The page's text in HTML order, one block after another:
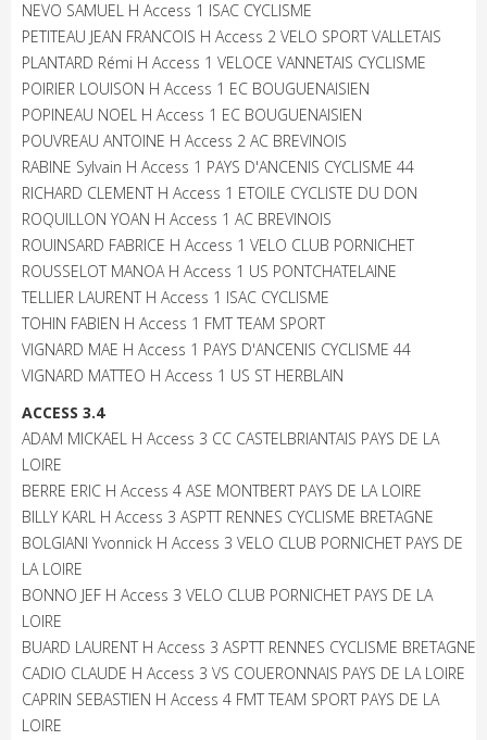
NEVO SAMUEL H Access 1 ISAC CYCLISME
PETITEAU JEAN FRANCOIS H Access 2 VELO SPORT VALLETAIS
PLANTARD Rémi H Access 1 VELOCE VANNETAIS CYCLISME
POIRIER LOUISON H Access 1 EC BOUGUENAISIEN
POPINEAU NOEL H Access 1 EC BOUGUENAISIEN
POUVREAU ANTOINE H Access 2 AC BREVINOIS
RABINE Sylvain H Access 1 PAYS D'ANCENIS CYCLISME 44
RICHARD CLEMENT H Access 1 ETOILE CYCLISTE DU DON
ROQUILLON YOAN H Access 1 AC BREVINOIS
ROUINSARD FABRICE H Access 1 VELO CLUB PORNICHET
ROUSSELOT MANOA H Access 1 US PONTCHATELAINE
TELLIER LAURENT H Access 1 ISAC CYCLISME
TOHIN FABIEN H Access 1 FMT TEAM SPORT
VIGNARD MAE H Access 1 PAYS D'ANCENIS CYCLISME 44
VIGNARD MATTEO H Access 1 US ST HERBLAIN
ACCESS 3.4
ADAM MICKAEL H Access 3 CC CASTELBRIANTAIS PAYS DE LA
LOIRE
BERRE ERIC H Access 4 ASE MONTBERT PAYS DE LA LOIRE
BILLY KARL H Access 3 ASPTT RENNES CYCLISME BRETAGNE
BOLGIANI Yvonnick H Access 3 VELO CLUB PORNICHET PAYS DE
LA LOIRE
BONNO JEF H Access 3 VELO CLUB PORNICHET PAYS DE LA
LOIRE
BUARD LAURENT H Access 3 ASPTT RENNES CYCLISME BRETAGNE
CADIO CLAUDE H Access 3 VS COUERONNAIS PAYS DE LA LOIRE
CAPRIN SEBASTIEN H Access 4 FMT TEAM SPORT PAYS DE LA
LOIRE